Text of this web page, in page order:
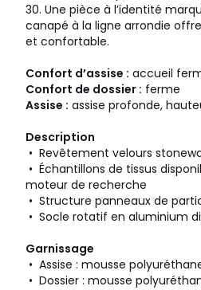
30. Une pièce à l’identité
canapé à la ligne arrondie
et confortable.
Confort d’assise : accueil
Confort de dossier : ferme
Assise : assise profonde,
Description
• Revêtement velours
• Échantillons de tissus
moteur de recherche
• Structure panneaux de
• Socle rotatif en aluminium
Garnissage
• Assise : mousse
• Dossier : mousse